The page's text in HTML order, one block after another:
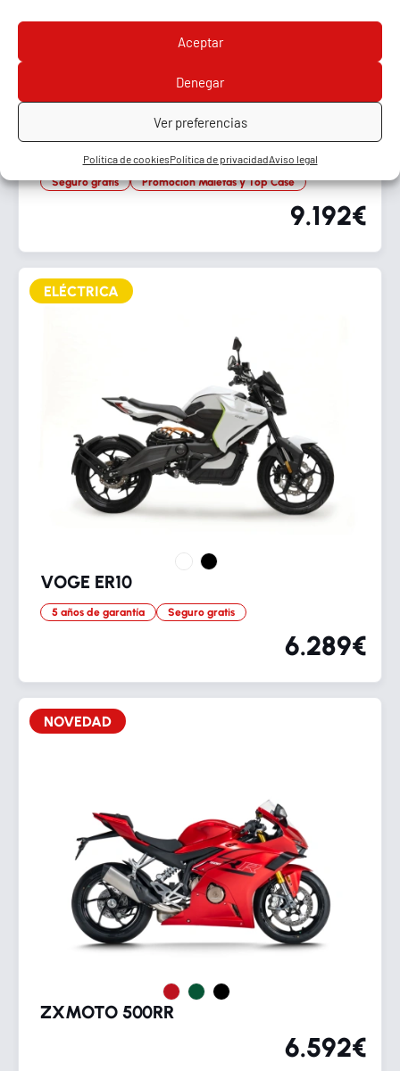
Aceptar
Denegar
Ver preferencias
Política de cookiesPolítica de privacidadAviso legal
VOGE 900DSX
Disponible versión A2
5 años de garantía
Seguro gratis
Promoción Maletas y Top Case
9.192€
ELÉCTRICA
VOGE ER10
5 años de garantía Seguro gratis
6.289€
NOVEDAD
ZXMOTO 500RR
6.592€